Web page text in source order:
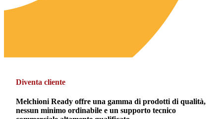
Diventa cliente
Melchioni Ready offre una gamma di prodotti di qualità,
nessun minimo ordinabile e un supporto tecnico